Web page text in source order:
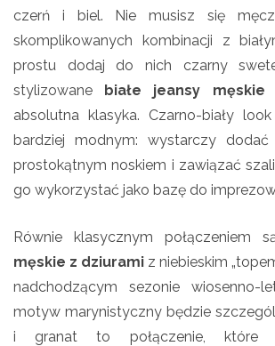
czerń i biel. Nie musisz się
skomplikowanych kombinacji z
prostu dodaj do nich czarny
stylizowane białe jeansy
absolutna klasyka. Czarno-biały
bardziej modnym: wystarczy
prostokątnym noskiem i zawiązać
go wykorzystać jako bazę do
Równie klasycznym połączeniem
męskie z dziurami z niebieskim
nadchodzącym sezonie wiosenno-
motyw marynistyczny będzie
i granat to połączenie, które